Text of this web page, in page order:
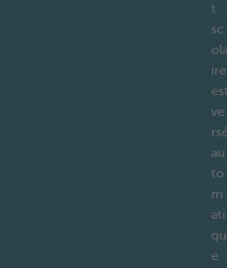
t
sc
ire
ve
au
to
m
ati
qu
e